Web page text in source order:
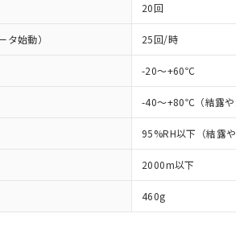
20回
タ始動） 25回/時
-20～+60℃
-40～+80℃（結露や氷
95%RH以下（結露や氷
2000m以下
460g
前の承諾なく第三者に漏洩または開
しないようお願いします。
パーツ機能（部品リスト作成サー
ス）をご利用いただくには、I-Web
客様が当ウェブサイト上で当社にご
録された部品リストについて、当社
よび当社の共同利用者が、当社の製
・サービスに関するお客様との取
・商談に必要な範囲で利用すること
社の共同利用者とは、"個人情報
定月
切り替え状況などにより、予定
証明書ダウンロード
含有証明書をダウンロードするこ
指令（10物質）の非含有証明書
害物質（10物質）のすべてが基
常の使用状況下において有害物
に漏えいし、環境に深刻な影響を
年数を意味します。
未確認です。当社販売部門へお問
ださい。
合は、上記1、2および3の内容を当
第三者に通知します。また当社は、
先および販売に係わる関係者が違
に輸出するおそれがある場合は、取
キャンセル
受注生産機種、また在庫状況の
情報を公開していない機種